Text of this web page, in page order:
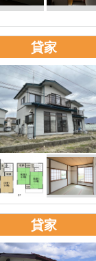
貸家
貸家